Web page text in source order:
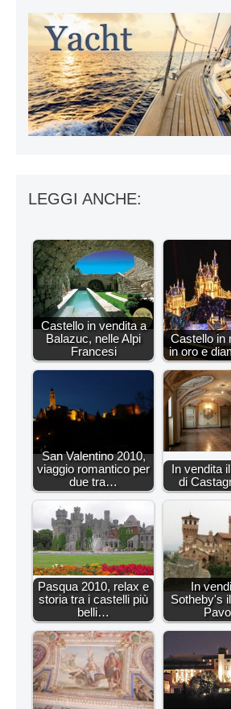
LEGGI ANCHE:
Castello in vendita a
Balazuc, nelle Alpi
Francesi
Castello in
in oro e
San Valentino 2010,
viaggio romantico per
due tra…
In vendita
di
Pasqua 2010, relax e
storia tra i castelli più
belli…
In
Sotheby's